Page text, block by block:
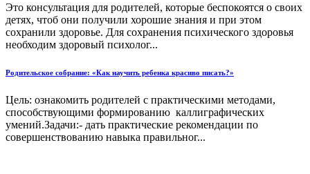
Это консультация для родителей, которые беспокоятся о своих
детях, чтоб они получили хорошие знания и при этом
сохранили здоровье. Для сохранения психического здоровья
необходим здоровый психолог...
Родительское собрание: «Как научить ребенка красиво писать?»
Цель: ознакомить родителей с практическими методами,
способствующими формированию каллиграфических
умений.Задачи:- дать практические рекомендации по
совершенствованию навыка правильног...